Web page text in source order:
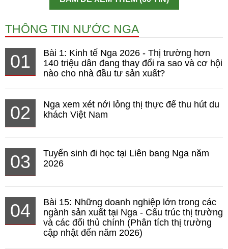
THÔNG TIN NƯỚC NGA
01
Bài 1: Kinh tế Nga 2026 - Thị trường hơn
140 triệu dân đang thay đổi ra sao và cơ hội
nào cho nhà đầu tư sản xuất?
02
Nga xem xét nới lỏng thị thực để thu hút du
khách Việt Nam
03
Tuyển sinh đi học tại Liên bang Nga năm
2026
04
Bài 15: Những doanh nghiệp lớn trong các
ngành sản xuất tại Nga - Cấu trúc thị trường
và các đối thủ chính (Phân tích thị trường
cập nhật đến năm 2026)